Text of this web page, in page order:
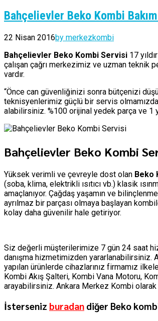
Bahçelievler Beko Kombi
22 Nisan 2016by merkezkombi
Bahçelievler Beko Kombi Servisi 17
çalışan çağrı merkezimiz ve uzman
vardır.
“Önce can güvenliğinizi sonra bütçenizi
teknisyenlerimiz güçlü bir servis
alabilirsiniz. %100 orijinal yedek parça ve 1
Bahçelievler Beko Kombi
Yüksek verimli ve çevreyle dost olan Beko
(soba, klima, elektrikli ısıtıcı vb.) klasik
amaçlanıyor. Çağdaş yaşamın ve
ayrılmaz bir parçası olmaya başlayan
kolay daha güvenilir hale getiriyor.
Siz değerli müşterilerimize 7 gün 24 saat
danışma hizmetimizden yararlanabilirsiniz.
yapılan ürünlerde cihazlarınız firmamız
Kombi Akış Şalteri, Kombi Vana Motoru,
arayabilirsiniz. Ankara Merkez Kombi
İsterseniz buradan diğer Beko